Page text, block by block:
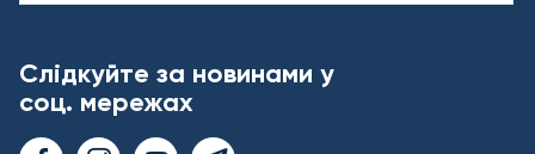
Слідкуйте за новинами у
соц. мережах